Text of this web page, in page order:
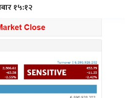
१५:१२